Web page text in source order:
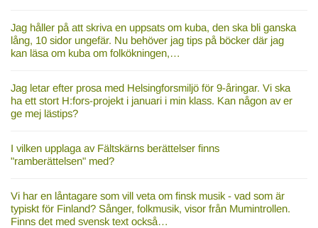
Jag håller på att skriva en uppsats om kuba, den ska bli ganska
lång, 10 sidor ungefär. Nu behöver jag tips på böcker där jag
kan läsa om kuba om folkökningen,…
Jag letar efter prosa med Helsingforsmiljö för 9-åringar. Vi ska
ha ett stort H:fors-projekt i januari i min klass. Kan någon av er
ge mej lästips?
I vilken upplaga av Fältskärns berättelser finns
"ramberättelsen" med?
Vi har en låntagare som vill veta om finsk musik - vad som är
typiskt för Finland? Sånger, folkmusik, visor från Mumintrollen.
Finns det med svensk text också…